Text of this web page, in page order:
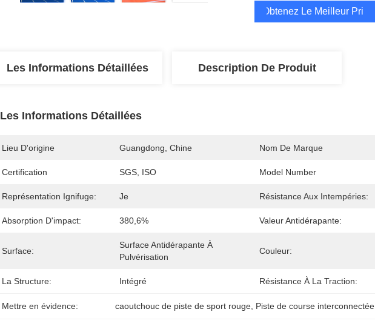
Obtenez Le Meilleur Prix
Les Informations Détaillées Description De Produit
Les Informations Détaillées
Lieu D'origine Guangdong, Chine Nom De Marque
Certification SGS, ISO Model Number
Représentation Ignifuge: Je Résistance Aux Intempéries:
Absorption D'impact: 380,6% Valeur Antidérapante:
Surface:
Surface Antidérapante À
Pulvérisation
Couleur:
La Structure: Intégré Résistance À La Traction:
Mettre en évidence: caoutchouc de piste de sport rouge Piste de course interconnectée